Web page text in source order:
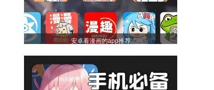
安卓看漫画的app推荐